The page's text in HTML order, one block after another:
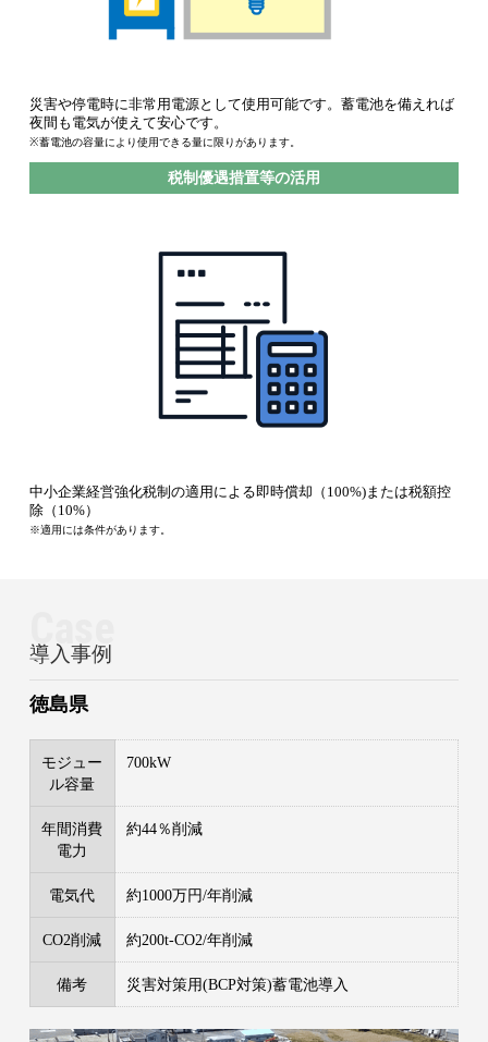
災害や停電時に非常用電源として使用可能です。蓄電池を備えれば
夜間も電気が使えて安心です。
※蓄電池の容量により使用できる量に限りがあります。
税制優遇措置等の活用
中小企業経営強化税制の適用による即時償却（100%)または税額控
除（10%）
※適用には条件があります。
導入事例
徳島県
モジュー
ル容量
700kW
年間消費
電力
約44％削減
電気代 約1000万円/年削減
CO2削減 約200t-CO2/年削減
備考 災害対策用(BCP対策)蓄電池導入